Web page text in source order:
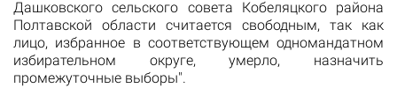
Дашковского сельского совета Кобеляцкого района
Полтавской области считается свободным, так как
лицо, избранное в соответствующем одномандатном
избирательном округе, умерло, назначить
промежуточные выборы".